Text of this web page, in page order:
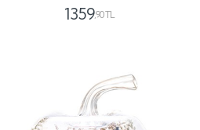
1359,90 TL